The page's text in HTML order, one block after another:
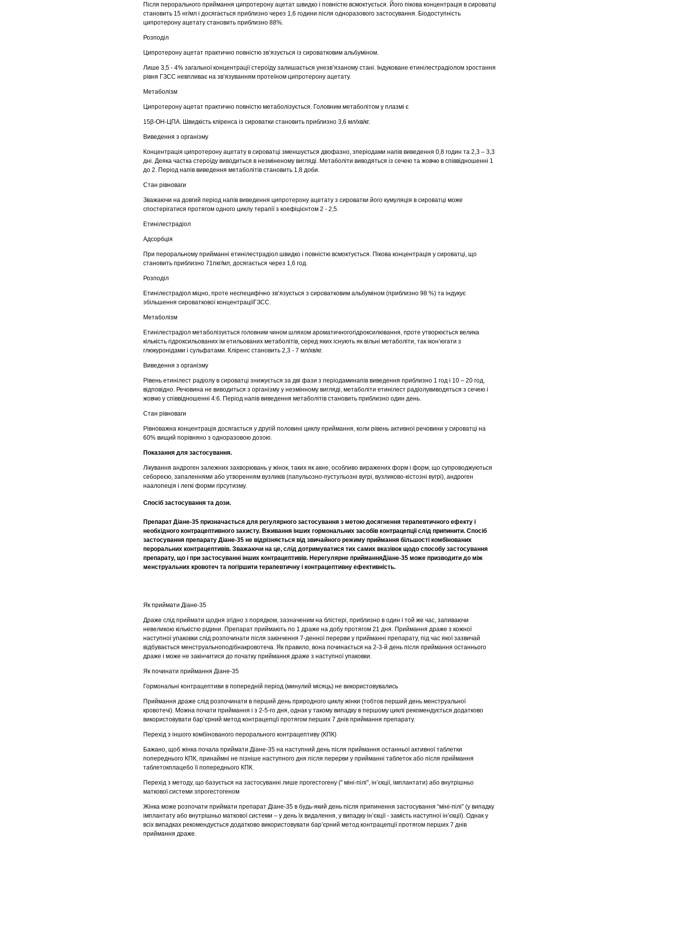
Після перорального приймання ципротерону ацетат швидко і повністю всмоктується. Його пікова концентрація в сироватці
становить 15 нг/мл і досягається приблизно через 1,6 години після одноразового застосування. Біодоступність
ципротерону ацетату становить приблизно 88%.
Розподіл
Ципротерону ацетат практично повністю зв’язується із сироватковим альбуміном.
Лише 3,5 - 4% загальної концентрації стероїду залишається унезв’язаному стані. Індуковане етинілестрадіолом зростання
рівня ГЗСС невпливає на зв’язуванням протеїном ципротерону ацетату.
Метаболізм
Ципротерону ацетат практично повністю метаболізується. Головним метаболітом у плазмі є
15β-ОН-ЦПА. Швидкість кліренса із сироватки становить приблизно 3,6 мл/хв/кг.
Виведення з організму
Концентрація ципротерону ацетату в сироватці зменшується двофазно, зперіодами напів виведення 0,8 годин та 2,3 – 3,3
дні. Деяка частка стероїду виводиться в незміненому вигляді. Метаболіти виводяться із сечею та жовчю в співвідношенні 1
до 2. Період напів виведення метаболітів становить 1,8 доби.
Стан рівноваги
Зважаючи на довгий період напів виведення ципротерону ацетату з сироватки його кумуляція в сироватці може
спостерігатися протягом одного циклу терапії з коефіцієнтом 2 - 2,5.
Етинілестрадіол
Адсорбція
При пероральному прийманні етинілестрадіол швидко і повністю всмоктується. Пікова концентрація у сироватці, що
становить приблизно 71пкг/мл, досягається через 1,6 год.
Розподіл
Етинілестрадіол міцно, проте неспецифічно зв’язується з сироватковим альбуміном (приблизно 98 %) та індукує
збільшення сироваткової концентраціїГЗСС.
Метаболізм
Етинілестрадіол метаболізується головним чином шляхом ароматичногогідроксилювання, проте утворюється велика
кількість гідроксильованих ім етильованих метаболітів, серед яких існують як вільні метаболіти, так ікон’югати з
глюкуронідами і сульфатами. Кліренс становить 2,3 - 7 мл/хв/кг.
Виведення з організму
Рівень етинілест радіолу в сироватці знижується за дві фази з періодаминапів виведення приблизно 1 год і 10 – 20 год,
відповідно. Речовина не виводиться з організму у незмінному вигляді, метаболіти етинілест радіолувиводяться з сечею і
жовчю у співвідношенні 4:6. Період напів виведення метаболітів становить приблизно один день.
Стан рівноваги
Рівноважна концентрація досягається у другій половині циклу приймання, коли рівень активної речовини у сироватці на
60% вищий порівняно з одноразовою дозою.
Показання для застосування.
Лікування андроген залежних захворювань у жінок, таких як акне, особливо виражених форм і форм, що супроводжуються
себореєю, запаленнями або утворенням вузликів (папульозно-пустульозні вугрі, вузликово-кістозні вугрі), андроген
наалопеція і легкі форми гірсутизму.
Спосіб застосування та дози.
Препарат Діане-35 призначається для регулярного застосування з метою досягнення терапевтичного ефекту і
необхідного контрацептивного захисту. Вживання інших гормональних засобів контрацепції слід припинити. Спосіб
застосування препарату Діане-35 не відрізняється від звичайного режиму приймання більшості комбінованих
пероральних контрацептивів. Зважаючи на це, слід дотримуватися тих самих вказівок щодо способу застосування
препарату, що і при застосуванні інших контрацептивів. Нерегулярне прийманняДіане-35 може призводити до між
менструальних кровотеч та погіршити терапевтичну і контрацептивну ефективність.
Як приймати Діане-35
Драже слід приймати щодня згідно з порядком, зазначеним на блістері, приблизно в один і той же час, запиваючи
невеликою кількістю рідини. Препарат приймають по 1 драже на добу протягом 21 дня. Приймання драже з кожної
наступної упаковки слід розпочинати після закінчення 7-денної перерви у прийманні препарату, під час якої зазвичай
відбувається менструальноподібнакровотеча. Як правило, вона починається на 2-3-й день після приймання останнього
драже і може не закінчитися до початку приймання драже з наступної упаковки.
Як починати приймання Діане-35
Гормональні контрацептиви в попередній період (минулий місяць) не використовувались
Приймання драже слід розпочинати в перший день природного циклу жінки (тобтов перший день менструальної
кровотечі). Можна почати приймання і з 2-5-го дня, однак у такому випадку в першому циклі рекомендується додатково
використовувати бар’єрний метод контрацепції протягом перших 7 днів приймання препарату.
Перехід з іншого комбінованого перорального контрацептиву (КПК)
Бажано, щоб жінка почала приймати Діане-35 на наступний день після приймання останньої активної таблетки
попереднього КПК, принаймні не пізніше наступного дня після перерви у прийманні таблеток або після приймання
таблетокплацебо її попереднього КПК.
Перехід з методу, що базується на застосуванні лише прогестогену (" міні-пілі", ін’єкції, імплантати) або внутрішньо
маткової системи зпрогестогеном
Жінка може розпочати приймати препарат Діане-35 в будь-який день після припинення застосування “міні-пілі” (у випадку
імплантату або внутрішньо маткової системи – у день їх видалення, у випадку ін’єкції - замість наступної ін’єкції). Однак у
всіх випадках рекомендується додатково використовувати бар’єрний метод контрацепції протягом перших 7 днів
приймання драже.